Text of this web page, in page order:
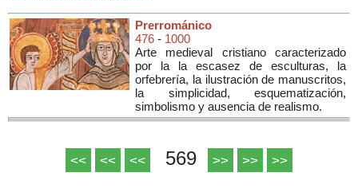
Prerrománico
476 - 1000
Arte medieval cristiano caracterizado
por la la escasez de esculturas, la
orfebrería, la ilustración de manuscritos,
la simplicidad, esquematización,
simbolismo y ausencia de realismo.
<< << << 569 >> >> >>